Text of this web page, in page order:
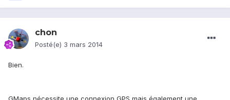
chon
Posté(e) 3 mars 2014
Bien.